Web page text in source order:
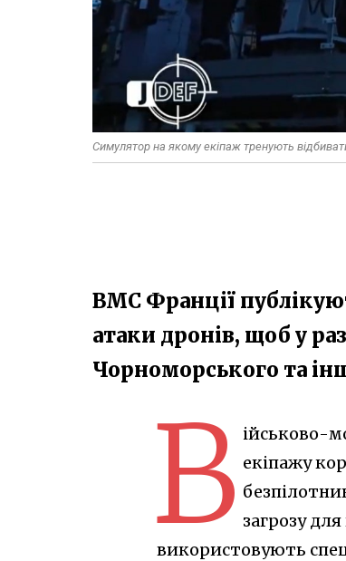
Симулятор на якому екіпаж тренують
ВМС Франції
атаки дронів, щоб у
Чорноморського та
В ійськово-
екіпажу
загрозу
використовують